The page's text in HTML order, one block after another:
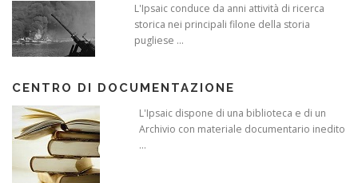
L'Ipsaic conduce da anni attività di ricerca
storica nei principali filone della storia
pugliese ...
CENTRO DI DOCUMENTAZIONE
L'Ipsaic dispone di una biblioteca e di un
Archivio con materiale documentario inedito
...